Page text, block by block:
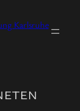
Karlsruhe